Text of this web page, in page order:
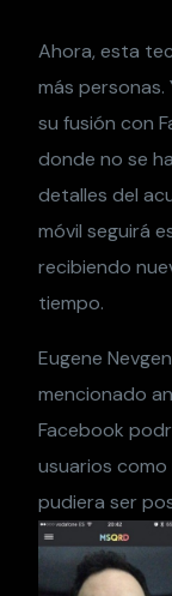
Ahora, esta
más
su fusión con
donde no se
detalles del
móvil seguirá
recibiendo
tiempo.
Eugene
mencionado
Facebook
usuarios
pudiera ser